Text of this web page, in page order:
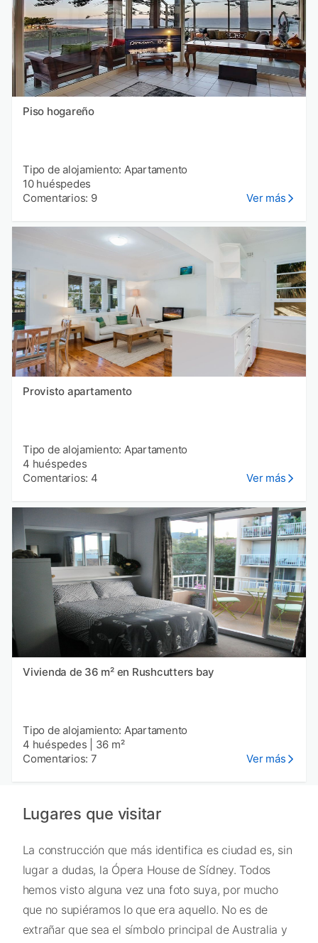
Piso hogareño
Tipo de alojamiento: Apartamento
10 huéspedes
Comentarios: 9
Ver más
Provisto apartamento
Tipo de alojamiento: Apartamento
4 huéspedes
Comentarios: 4
Ver más
Vivienda de 36 m² en Rushcutters bay
Tipo de alojamiento: Apartamento
4 huéspedes
36 m²
Comentarios: 7
Ver más
Lugares que visitar
La construcción que más identifica es ciudad es, sin
lugar a dudas, la Ópera House de Sídney. Todos
hemos visto alguna vez una foto suya, por mucho
que no supiéramos lo que era aquello. No es de
extrañar que sea el símbolo principal de Australia y